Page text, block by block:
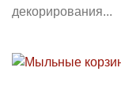
декорирования...